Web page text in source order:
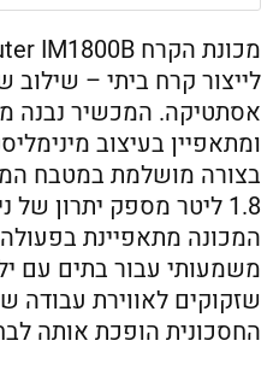
לייצור קרח ביתי – שילוב
אסתטיקה. המכשיר נבנה
ומתאפיין בעיצוב
בצורה מושלמת במטבח
1.8 ליטר מספק יתרון
המכונה מתאפיינת
משמעותי עבור בתים עם
שזקוקים לאווירת
החסכונית הופכת אותה